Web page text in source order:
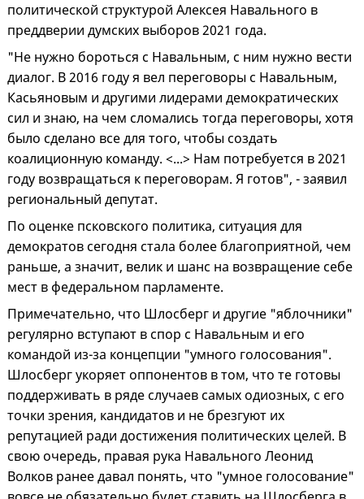
политической структурой Алексея Навального в
преддверии думских выборов 2021 года.
"Не нужно бороться с Навальным, с ним нужно вести
диалог. В 2016 году я вел переговоры с Навальным,
Касьяновым и другими лидерами демократических
сил и знаю, на чем сломались тогда переговоры, хотя
было сделано все для того, чтобы создать
коалиционную команду. <...> Нам потребуется в 2021
году возвращаться к переговорам. Я готов", - заявил
региональный депутат.
По оценке псковского политика, ситуация для
демократов сегодня стала более благоприятной, чем
раньше, а значит, велик и шанс на возвращение себе
мест в федеральном парламенте.
Примечательно, что Шлосберг и другие "яблочники"
регулярно вступают в спор с Навальным и его
командой из-за концепции "умного голосования".
Шлосберг укоряет оппонентов в том, что те готовы
поддерживать в ряде случаев самых одиозных, с его
точки зрения, кандидатов и не брезгуют их
репутацией ради достижения политических целей. В
свою очередь, правая рука Навального Леонид
Волков ранее давал понять, что "умное голосование"